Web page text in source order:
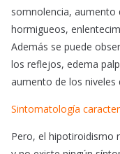
somnolencia, aumento
hormigueos,
Además se puede
los reflejos, edema
aumento de los niveles
Sintomatología
Pero, el hipotiroidismo